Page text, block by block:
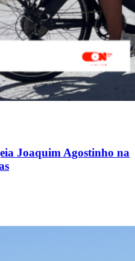
Joaquim Agostinho na